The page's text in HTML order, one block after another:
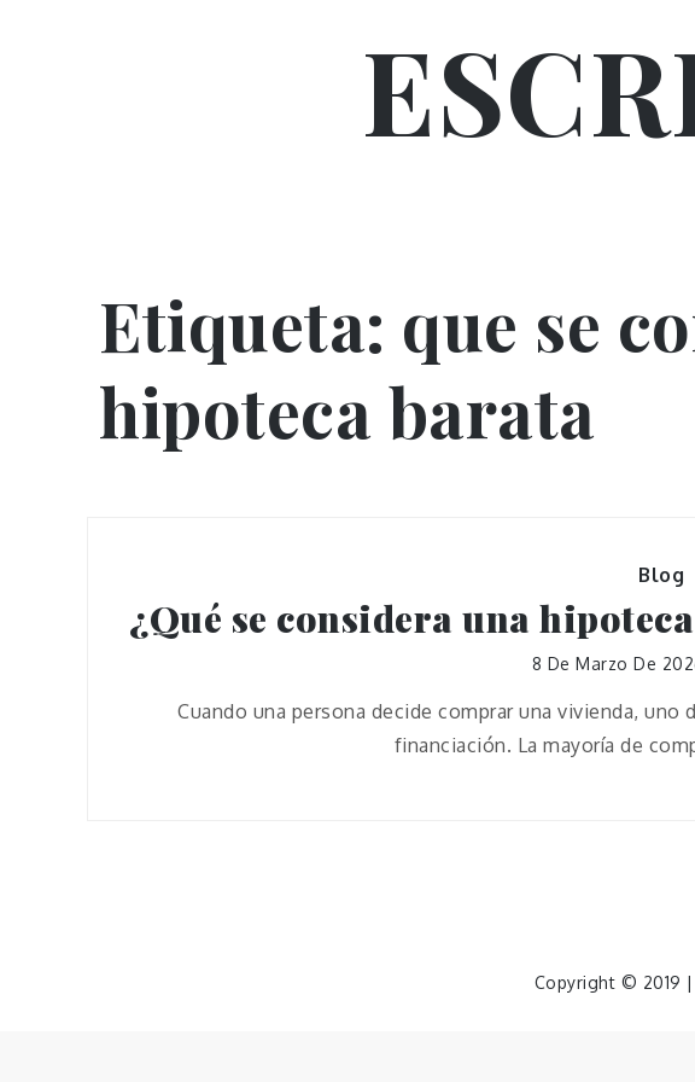
Etiqueta: que se
hipoteca barata
Blog
¿Qué se considera una
8 De Marzo De
Cuando una persona decide comprar una vivienda,
financiación. La mayoría de
Copyright © 2019